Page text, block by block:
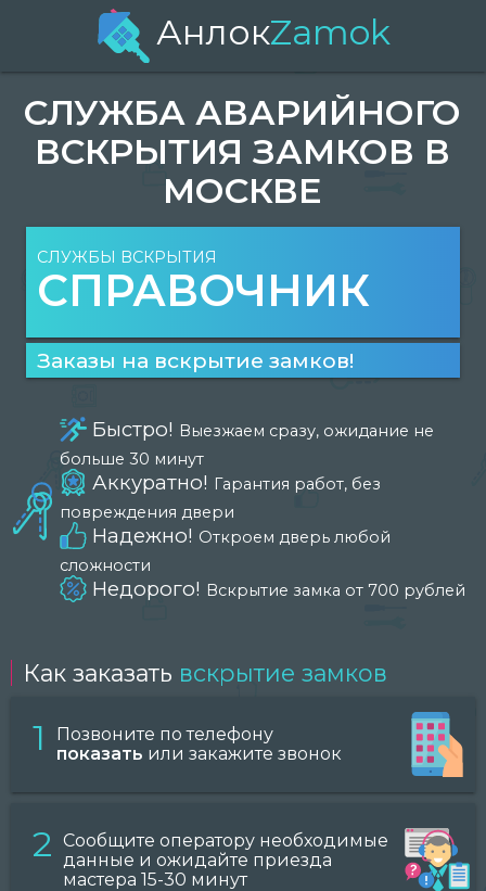
АнлокZamok
СЛУЖБА АВАРИЙНОГО
ВСКРЫТИЯ ЗАМКОВ В
МОСКВЕ
СЛУЖБЫ ВСКРЫТИЯ
СПРАВОЧНИК
Заказы на вскрытие замков!
Быстро! Выезжаем сразу, ожидание не
больше 30 минут
Аккуратно! Гарантия работ, без
повреждения двери
Надежно! Откроем дверь любой
сложности
Недорого! Вскрытие замка от 700 рублей
Как заказать вскрытие замков
1
Позвоните по телефону
показать или закажите звонок
2 Сообщите оператору необходимые
данные и ожидайте приезда
мастера 15-30 минут